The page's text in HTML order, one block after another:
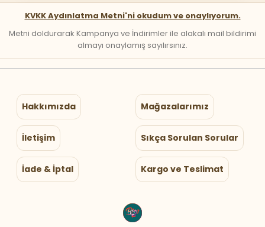
KVKK Aydınlatma Metni'ni okudum ve onaylıyorum.
Metni doldurarak Kampanya ve İndirimler ile alakalı mail bildirimi
almayı onaylamış sayılırsınız.
Hakkımızda Mağazalarımız
İletişim Sıkça Sorulan Sorular
İade & İptal Kargo ve Teslimat